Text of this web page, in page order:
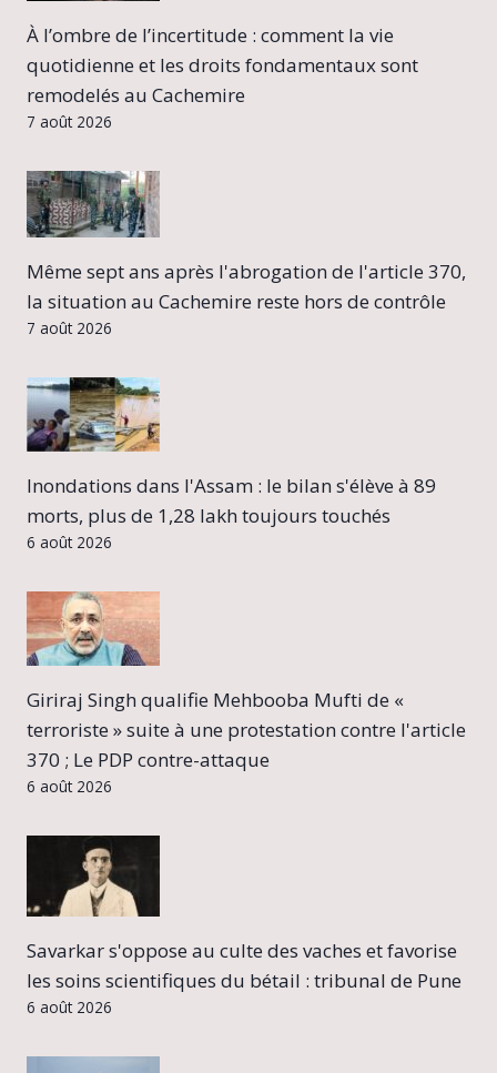
À l’ombre de l’incertitude : comment la vie
quotidienne et les droits fondamentaux sont
remodelés au Cachemire
7 août 2026
Même sept ans après l'abrogation de l'article 370,
la situation au Cachemire reste hors de contrôle
7 août 2026
Inondations dans l'Assam : le bilan s'élève à 89
morts, plus de 1,28 lakh toujours touchés
6 août 2026
Giriraj Singh qualifie Mehbooba Mufti de «
terroriste » suite à une protestation contre l'article
370 ; Le PDP contre-attaque
6 août 2026
Savarkar s'oppose au culte des vaches et favorise
les soins scientifiques du bétail : tribunal de Pune
6 août 2026